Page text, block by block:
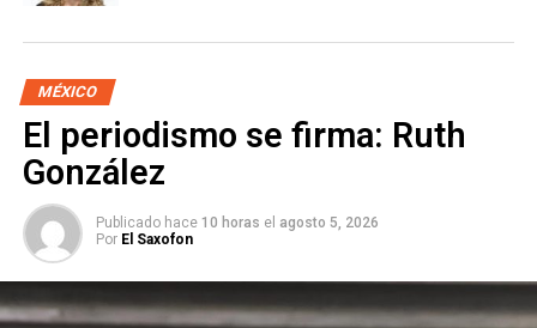
Descanse en paz el primer
actor Fernando Luján. Mi
solidaridad y cariño
entrañable en este
momento contigo
@VCiangherotti
pic.twitter.com/anKM6LBZZp
MÉXICO
El periodismo se firma: Ruth
González
Publicado hace 10 horas el agosto 5, 2026
Por El Saxofon